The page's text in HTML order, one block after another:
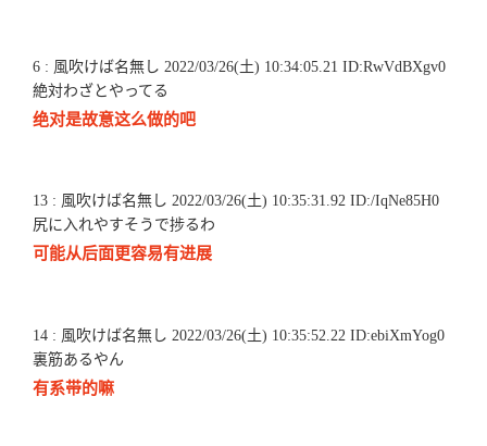
6 : 風吹けば名無し 2022/03/26(土) 10:34:05.21 ID:RwVdBXgv0
絶対わざとやってる
绝对是故意这么做的吧
13 : 風吹けば名無し 2022/03/26(土) 10:35:31.92 ID:/IqNe85H0
尻に入れやすそうで捗るわ
可能从后面更容易有进展
14 : 風吹けば名無し 2022/03/26(土) 10:35:52.22 ID:ebiXmYog0
裏筋あるやん
有系带的嘛